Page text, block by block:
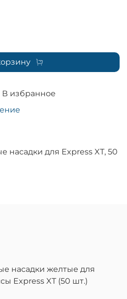
В избранное
насадки для Express XT, 50
насадки желтые для
Express XT (50 шт.)